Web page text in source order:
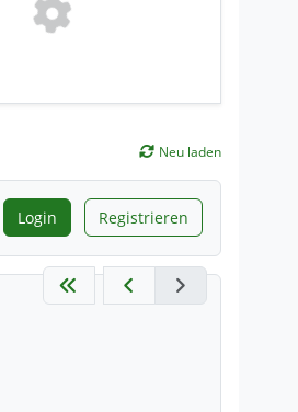
Neu laden
Login Registrieren